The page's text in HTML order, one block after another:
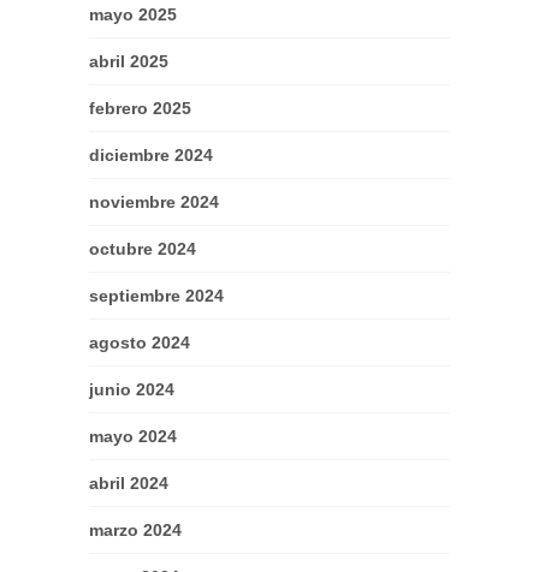
mayo 2025
abril 2025
febrero 2025
diciembre 2024
noviembre 2024
octubre 2024
septiembre 2024
agosto 2024
junio 2024
mayo 2024
abril 2024
marzo 2024